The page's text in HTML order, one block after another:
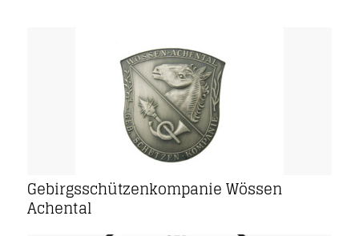
Gebirgsschützenkompanie Wössen
Achental